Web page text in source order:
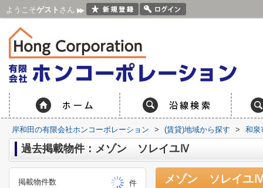
ようこそゲスト さん
岸和田の有限会社ホンコーポレーション > (賃貸)地域から探す > 和泉
過去掲載物件：メゾン ソレイユⅣ
メゾン ソレイユ
掲載物件数
件